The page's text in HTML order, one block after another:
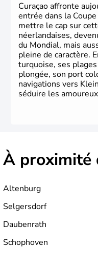
Curaçao affronte
entrée dans la Coupe
mettre le cap sur
néerlandaises,
du Mondial, mais
pleine de caractère.
turquoise, ses
plongée, son port
navigations vers
séduire les
À proximité
Altenburg
Selgersdorf
Daubenrath
Schophoven